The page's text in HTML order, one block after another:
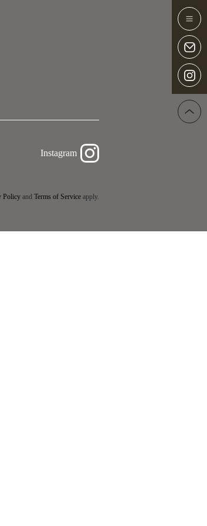
Instagram
Policyand Terms of Serviceapply.